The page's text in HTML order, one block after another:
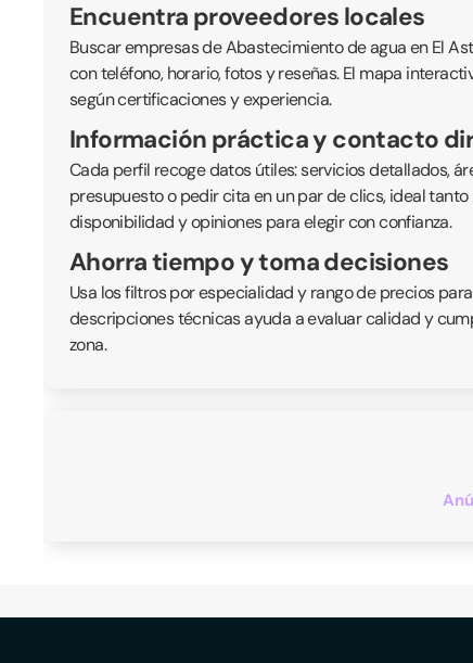
Encuentra proveedores locales
Buscar empresas de Abastecimiento de agua en El
con teléfono, horario, fotos y reseñas. El mapa
según certificaciones y experiencia.
Información práctica y contacto
Cada perfil recoge datos útiles: servicios detallados,
presupuesto o pedir cita en un par de clics, ideal
disponibilidad y opiniones para elegir con confianza.
Ahorra tiempo y toma decisiones
Usa los filtros por especialidad y rango de precios
descripciones técnicas ayuda a evaluar calidad y
zona.